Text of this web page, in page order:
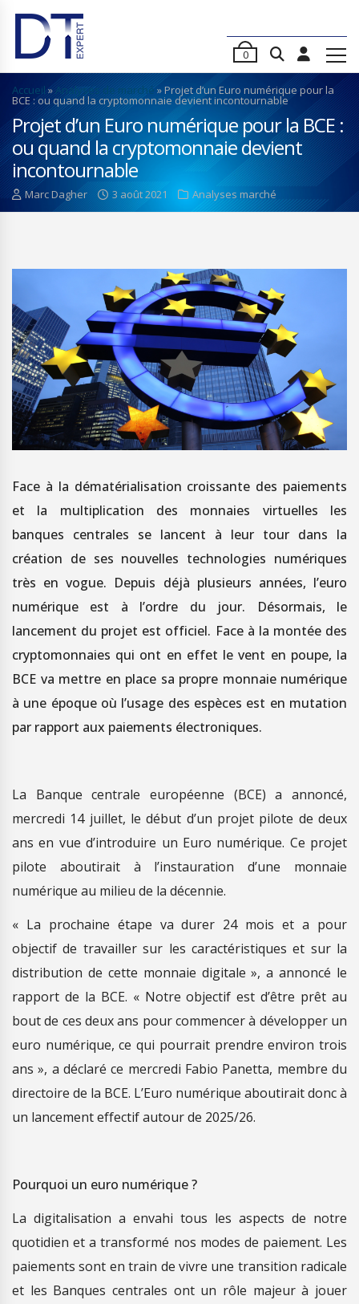
0
Accueil »Analyses de marché »Projet d’un Euro numérique pour la
BCE : ou quand la cryptomonnaie devient incontournable
Projet d’un Euro numérique pour la BCE :
ou quand la cryptomonnaie devient
incontournable
Marc Dagher 3 août 2021 Analyses marché
Face à la dématérialisation croissante des paiements
et la multiplication des monnaies virtuelles les
banques centrales se lancent à leur tour dans la
création de ses nouvelles technologies numériques
très en vogue. Depuis déjà plusieurs années, l’euro
numérique est à l’ordre du jour. Désormais, le
lancement du projet est officiel. Face à la montée des
cryptomonnaies qui ont en effet le vent en poupe, la
BCE va mettre en place sa propre monnaie numérique
à une époque où l’usage des espèces est en mutation
par rapport aux paiements électroniques.
La Banque centrale européenne (BCE) a annoncé,
mercredi 14 juillet, le début d’un projet pilote de deux
ans en vue d’introduire un Euro numérique. Ce projet
pilote aboutirait à l’instauration d’une monnaie
numérique au milieu de la décennie.
« La prochaine étape va durer 24 mois et a pour
objectif de travailler sur les caractéristiques et sur la
distribution de cette monnaie digitale », a annoncé le
rapport de la BCE. « Notre objectif est d’être prêt au
bout de ces deux ans pour commencer à développer un
euro numérique, ce qui pourrait prendre environ trois
ans », a déclaré ce mercredi Fabio Panetta, membre du
directoire de la BCE. L’Euro numérique aboutirait donc à
un lancement effectif autour de 2025/26.
Pourquoi un euro numérique ?
La digitalisation a envahi tous les aspects de notre
quotidien et a transformé nos modes de paiement. Les
paiements sont en train de vivre une transition radicale
et les Banques centrales ont un rôle majeur à jouer